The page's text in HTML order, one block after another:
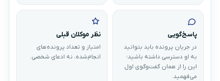
پاسخ‌گویی
در جریان پرونده باید بتوانید
به او دسترسی داشته باشید؛
این را از همان گفت‌وگوی اول
می‌فهمید.
نظر موکلان قبلی
امتیاز و تعداد پرونده‌های
انجام‌شده، نه ادعای شخصی.